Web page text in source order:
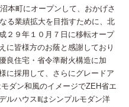
本町にオープンして、おかげさ
る業績拡大を目指すために、北
２９年１０月７日に移転オープ
に皆様方のお蔭と感謝しており
良住宅・省令準耐火構造に加
に採用して、さらにグレードア
ダン和風のイメージでZEH省エ
ルハウスⅡはシンプルモダン洋